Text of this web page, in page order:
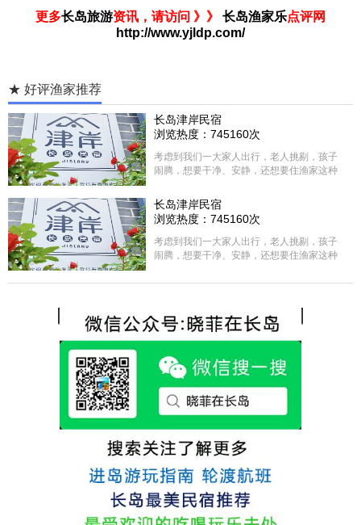
更多长岛旅游资讯，请访问 》》 长岛渔家乐点评网
http://www.yjldp.com/
★ 好评渔家推荐
长岛津岸民宿
浏览热度：745160次
考虑到我们一大家人出行，老人挑剔，孩子
闹腾，想要干净、安静，还想要住渔家这种
选择津岸民宿，实际体验客房很干净，饭菜
方面家里老人也很满意，整体饭菜给搭配的
很好，每顿饭也不重样的，海鲜确实是非常
的新鲜呢，另外值得一提的是，他家的海菜
包子非常好吃。 其实长岛可选的酒店、民宿
各不相同，可以根据自己的喜好选择。非常
热情，能根据我提出的需求来安排房间，这
点很好。
长岛津岸民宿
浏览热度：745160次
考虑到我们一大家人出行，老人挑剔，孩子
闹腾，想要干净、安静，还想要住渔家这种
选择津岸民宿，实际体验客房很干净，饭菜
很好，每顿饭也不重样的，海鲜确实是非常
的新鲜呢，另外值得一提的是，他家的海菜
包子非常好吃。 其实长岛可选的酒店、民宿
各不相同，可以根据自己的喜好选择。非常
推荐津岸民宿，关键是老板娘晓菲很细心、
热情，能根据我提出的需求来安排房间，这
点很好。